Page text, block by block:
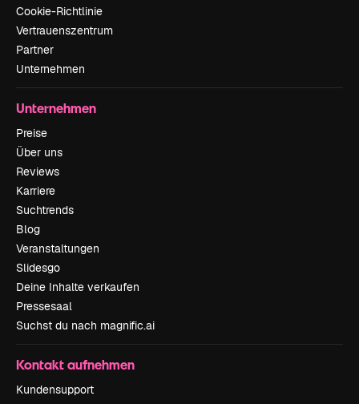
Cookie-Richtlinie
Vertrauenszentrum
Partner
Unternehmen
Unternehmen
Preise
Über uns
Reviews
Karriere
Suchtrends
Blog
Veranstaltungen
Slidesgo
Deine Inhalte verkaufen
Pressesaal
Suchst du nach magnific.ai
Kontakt aufnehmen
Kundensupport